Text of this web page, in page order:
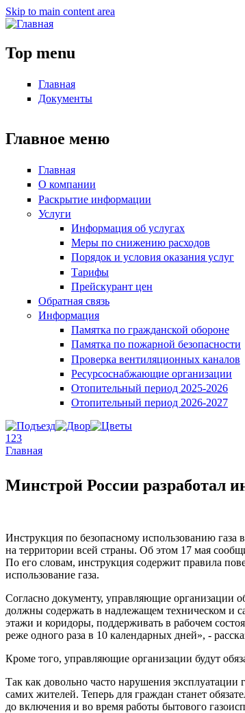
Skip to main content area
Top menu
Главная
Документы
Главное меню
Главная
О компании
Раскрытие информации
Услуги
Информация об услугах
Меры по снижению расходов
Порядок и условия оказания услуг
Тарифы
Прейскурант цен
Обратная связь
Информация
Памятка по гражданской обороне
Памятка по пожарной безопасности
Проверка вентиляционных каналов
Ресурсоснабжающие организации
Отопительный период 2025-2026
Отопительный период 2026-2027
1 23
Главная
Минстрой России разработал
Инструкция по безопасному использованию газа
на территории всей страны. Об этом 17 мая
По его словам, инструкция содержит правила
использование газа.
Согласно документу, управляющие организации
должны содержать в надлежащем техническом и
этажи и коридоры, поддерживать в рабочем
реже одного раза в 10 календарных дней», -
Кроме того, управляющие организации будут
Так как довольно часто нарушения
самих жителей. Теперь для граждан станет
до включения и во время работы бытового